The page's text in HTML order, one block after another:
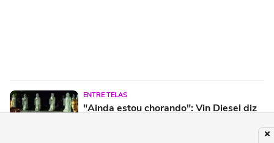
ENTRE TELAS
"Ainda estou chorando": Vin Diesel diz